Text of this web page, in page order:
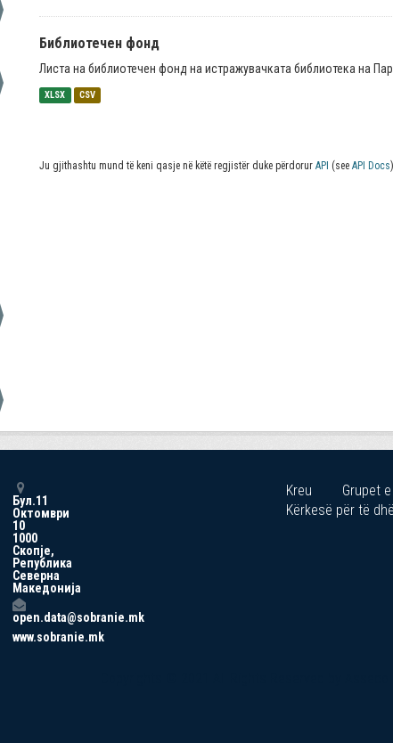
Библиотечен фонд
Листа на библиотечен фонд на истражувачката библиотека на
XLSX CSV
Ju gjithashtu mund të keni qasje në këtë regjistër duke përdorur API (see API Docs
Бул.11
Октомври
10
1000
Скопје,
Република
Северна
Македонија
open.data@sobranie.mk
www.sobranie.mk
Kreu Grupet
Kërkesë për të